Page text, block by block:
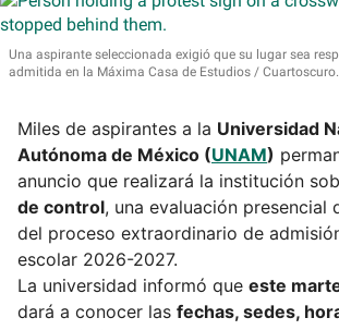
Una aspirante seleccionada exigió que su lugar sea
admitida en la Máxima Casa de Estudios
Cuartoscuro.
Miles de aspirantes a la Universidad
Autónoma de México (UNAM)
anuncio que realizará la institución
de control, una evaluación presencial
del proceso extraordinario de
escolar 2026-2027.
La universidad informó que este
dará a conocer las fechas, sedes,